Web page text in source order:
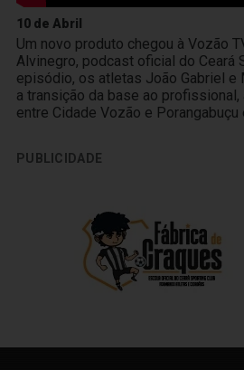
10 de Abril
Um novo produto chegou à Vozão
Alvinegro, podcast oficial do Ceará
episódio, os atletas João Gabriel e
a transição da base ao
entre Cidade Vozão e Porangabuçu
PUBLICIDADE